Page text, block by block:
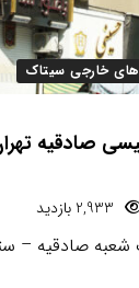
های خارجی سیتاک
صادقیه
2,933 بازدید
شعبه صادقیه –